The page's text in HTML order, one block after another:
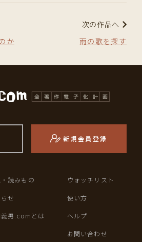
か
次の作品へ
雨の歌を探す
新規会員登録
読みもの
せ
男.comとは
ウォッチリスト
使い方
ヘルプ
お問い合わせ